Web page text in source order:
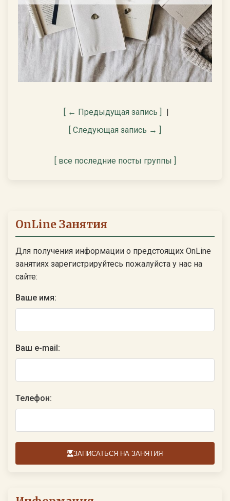
[ ← Предыдущая запись ]
|
[ Следующая запись → ]
[ все последние посты группы ]
OnLine Занятия
Для получения информации о предстоящих OnLine
занятиях зарегистрируйтесь пожалуйста у нас на
сайте:
Ваше имя:
Ваш e-mail:
Телефон:
ЗАПИСАТЬСЯ НА ЗАНЯТИЯ